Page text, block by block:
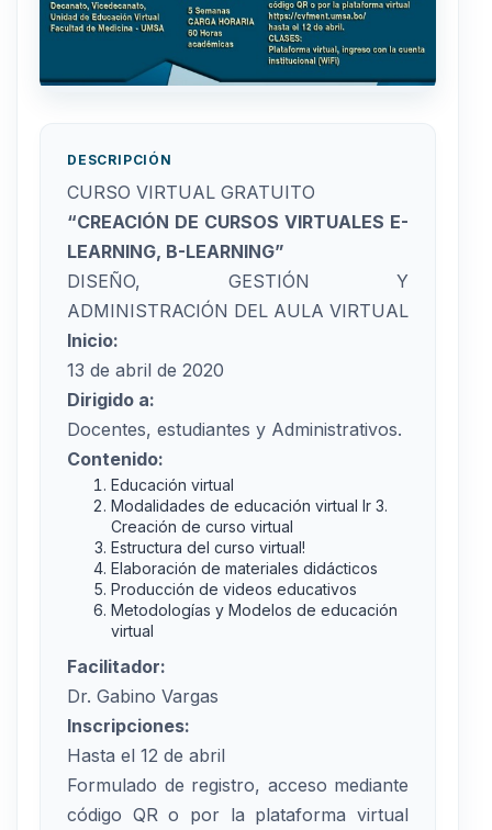
DESCRIPCIÓN
CURSO VIRTUAL GRATUITO
“CREACIÓN DE CURSOS VIRTUALES E-
LEARNING, B-LEARNING”
DISEÑO, GESTIÓN Y
ADMINISTRACIÓN DEL AULA VIRTUAL
Inicio:
13 de abril de 2020
Dirigido a:
Docentes, estudiantes y Administrativos.
Contenido:
Educación virtual
Modalidades de educación virtual Ir 3.
Creación de curso virtual
Estructura del curso virtual!
Elaboración de materiales didácticos
Producción de videos educativos
Metodologías y Modelos de educación
virtual
Facilitador:
Dr. Gabino Vargas
Inscripciones:
Hasta el 12 de abril
Formulado de registro, acceso mediante
código QR o por la plataforma virtual